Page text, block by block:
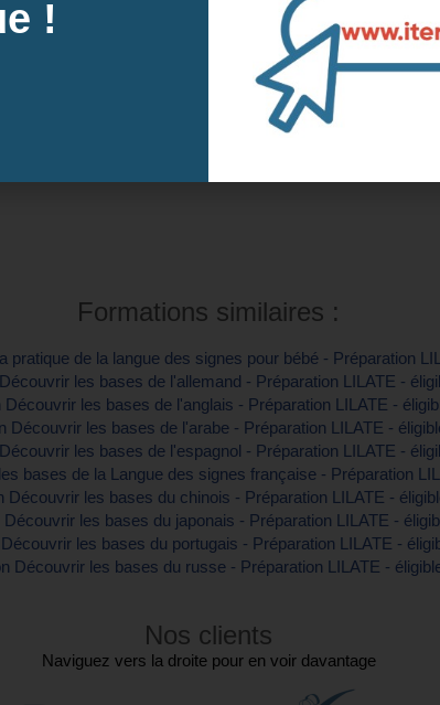
sessions à Créteil, 94
Formations similaires :
pratique de la langue des signes pour bébé - Préparation
les bases de l'allemand - Préparation LILATE -
Découvrir les bases de l'anglais - Préparation LILATE -
Découvrir les bases de l'arabe - Préparation LILATE -
les bases de l'espagnol - Préparation LILATE -
bases de la Langue des signes française - Préparation
Découvrir les bases du chinois - Préparation LILATE -
Découvrir les bases du japonais - Préparation LILATE -
les bases du portugais - Préparation LILATE -
Découvrir les bases du russe - Préparation LILATE -
Nos clients
Naviguez vers la droite pour en voir davantage
!